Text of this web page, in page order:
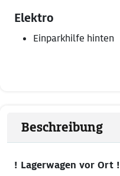
Elektro
Einparkhilfe hinten
Beschreibung
! Lagerwagen vor Ort !